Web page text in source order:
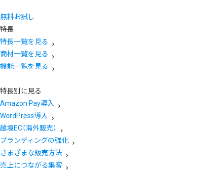
無料お試し
特長
特長一覧を見る
商材一覧を見る
機能一覧を見る
特長別に見る
Amazon Pay導入
WordPress導入
越境EC（海外販売）
ブランディングの強化
さまざまな販売方法
売上につながる集客